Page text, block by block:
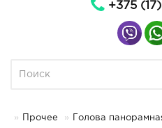
+375
Прочее Голова